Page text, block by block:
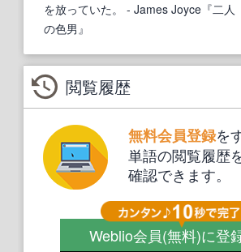
を放っていた。
- James Joyce『二人
の色男』
閲覧履歴
無料会員登録を
単語の閲覧履歴
確認できます。
Weblio会員(無料)に登